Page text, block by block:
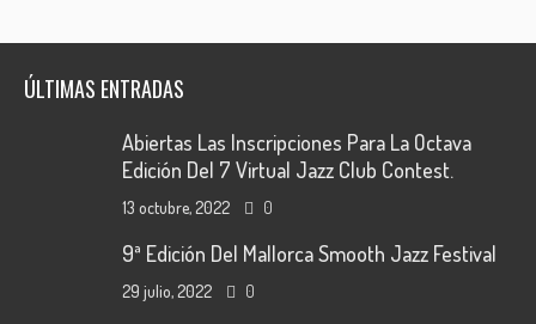
ÚLTIMAS ENTRADAS
Abiertas Las Inscripciones Para La Octava
Edición Del 7 Virtual Jazz Club Contest.
13 octubre, 2022 0
9ª Edición Del Mallorca Smooth Jazz Festival
29 julio, 2022 0